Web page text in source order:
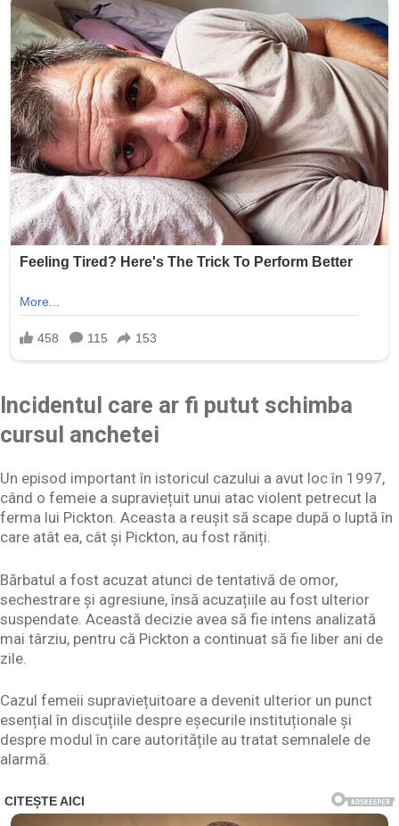
Incidentul care ar fi putut schimba
cursul anchetei
Un episod important în istoricul cazului a avut loc în 1997,
când o femeie a supraviețuit unui atac violent petrecut la
ferma lui Pickton. Aceasta a reușit să scape după o luptă în
care atât ea, cât și Pickton, au fost răniți.
Bărbatul a fost acuzat atunci de tentativă de omor,
sechestrare și agresiune, însă acuzațiile au fost ulterior
suspendate. Această decizie avea să fie intens analizată
mai târziu, pentru că Pickton a continuat să fie liber ani de
zile.
Cazul femeii supraviețuitoare a devenit ulterior un punct
esențial în discuțiile despre eșecurile instituționale și
despre modul în care autoritățile au tratat semnalele de
alarmă.